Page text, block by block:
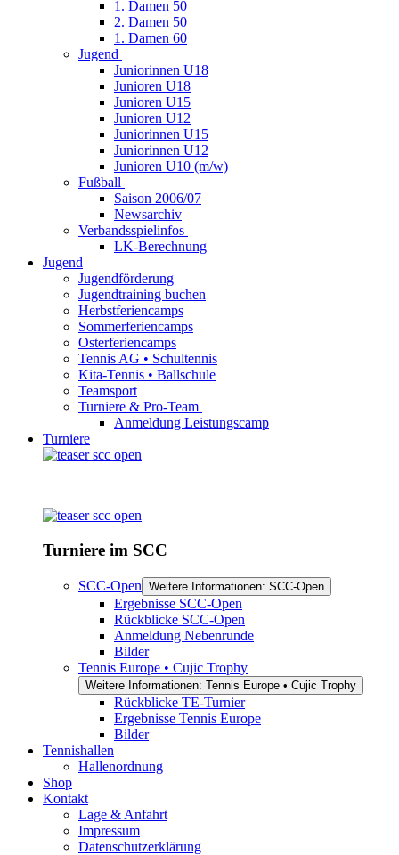
1. Damen 50
2. Damen 50
1. Damen 60
Jugend
Juniorinnen U18
Junioren U18
Junioren U15
Junioren U12
Juniorinnen U15
Juniorinnen U12
Junioren U10 (m/w)
Fußball
Saison 2006/07
Newsarchiv
Verbandsspielinfos
LK-Berechnung
Jugend
Jugendförderung
Jugendtraining buchen
Herbstferiencamps
Sommerferiencamps
Osterferiencamps
Tennis AG • Schultennis
Kita-Tennis • Ballschule
Teamsport
Turniere & Pro-Team
Anmeldung Leistungscamp
Turniere
Turniere im SCC
SCC-Open Weitere Informationen: SCC-Open
Ergebnisse SCC-Open
Rückblicke SCC-Open
Anmeldung Nebenrunde
Bilder
Tennis Europe • Cujic Trophy
Weitere Informationen: Tennis Europe • Cujic Trophy
Rückblicke TE-Turnier
Ergebnisse Tennis Europe
Bilder
Tennishallen
Hallenordnung
Shop
Kontakt
Lage & Anfahrt
Impressum
Datenschutzerklärung